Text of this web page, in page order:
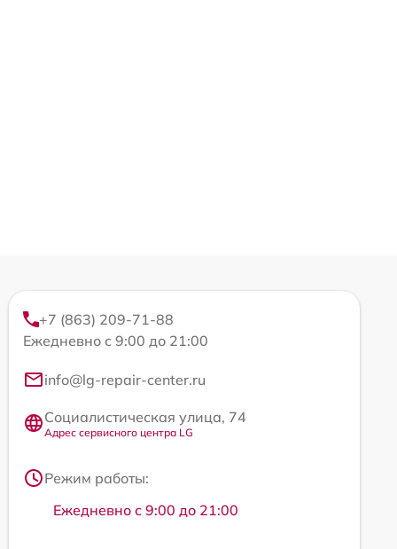
+7 (863) 209-71-88
Ежедневно с 9:00 до 21:00
info@lg-repair-center.ru
Социалистическая улица, 74
Адрес сервисного центра LG
Режим работы:
Ежедневно с 9:00 до 21:00